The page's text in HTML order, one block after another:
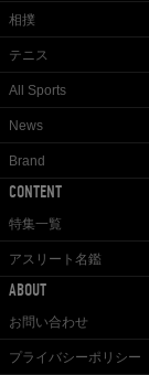
相撲
テニス
All Sports
News
Brand
CONTENT
特集一覧
アスリート名鑑
ABOUT
お問い合わせ
プライバシーポリシー